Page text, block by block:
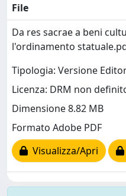
File
Da res sacrae a beni
l'ordinamento
Tipologia: Versione
Licenza: DRM non
Dimensione 8.82 MB
Formato Adobe PDF
Visualizza/Apri